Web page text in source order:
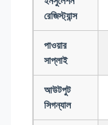
রেজিস্ট্যান্স
পাওয়ার
সাপ্লাই
আউটপুট
সিগন্যাল